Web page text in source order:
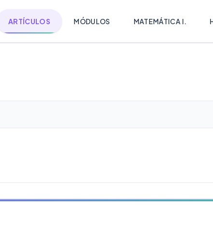
ARTÍCULOS MÓDULOS MATEMÁTICA I.